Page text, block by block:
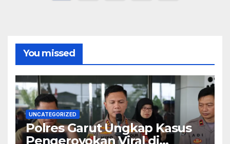
You missed
UNCATEGORIZED
Polres Garut Ungkap Kasus
Pengeroyokan Viral di